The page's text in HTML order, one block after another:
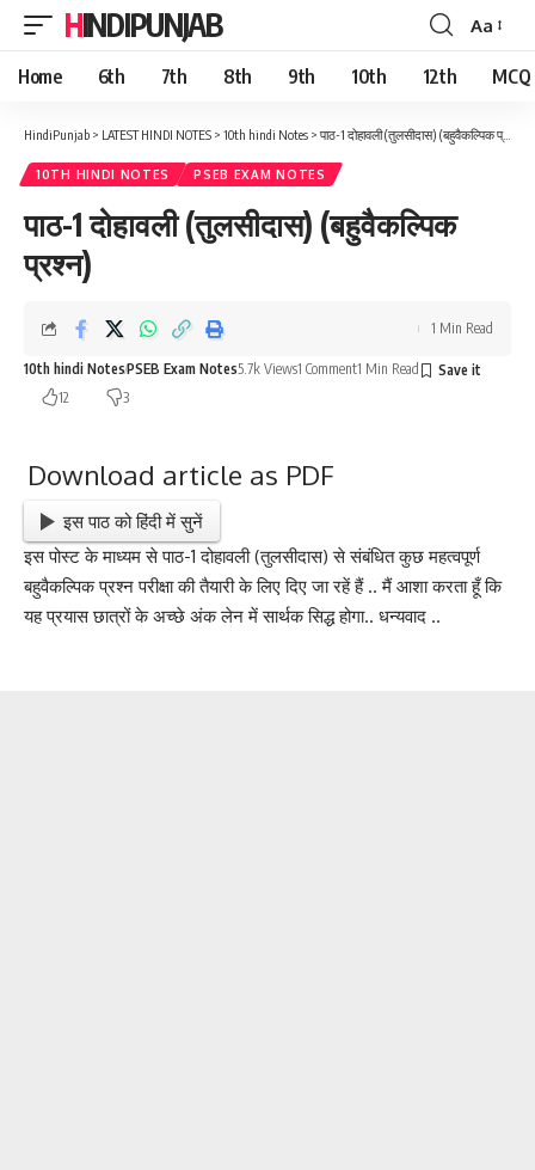
HINDIPUNJAB
Font
Resizer
Aa
Home 6th 7th 8th 9th 10th 12th MCQ
HindiPunjab > LATEST HINDI NOTES > 10th hindi Notes > पाठ-1 दोहावली (तुलसीदास) (बहुवैकल्पिक प्रश्न)
10TH HINDI NOTES PSEB EXAM NOTES
पाठ-1 दोहावली (तुलसीदास) (बहुवैकल्पिक
प्रश्न)
10th hindi NotesPSEB Exam Notes5.7k Views1 Comment1 Min Read
12
3
1 Min Read
Download article as PDF
इस पाठ को हिंदी में सुनें
इस पोस्ट के माध्यम से पाठ-1 दोहावली (तुलसीदास) से संबंधित कुछ महत्वपूर्ण
बहुवैकल्पिक प्रश्न परीक्षा की तैयारी के लिए दिए जा रहें हैं .. मैं आशा करता हूँ कि
यह प्रयास छात्रों के अच्छे अंक लेन में सार्थक सिद्ध होगा.. धन्यवाद ..